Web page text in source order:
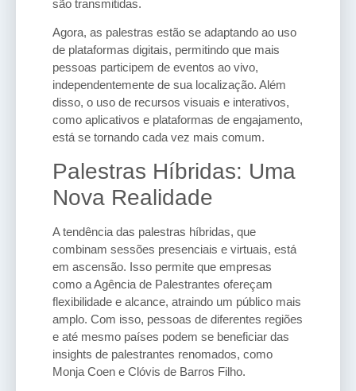
são transmitidas.
Agora, as palestras estão se adaptando ao uso
de plataformas digitais, permitindo que mais
pessoas participem de eventos ao vivo,
independentemente de sua localização. Além
disso, o uso de recursos visuais e interativos,
como aplicativos e plataformas de engajamento,
está se tornando cada vez mais comum.
Palestras Híbridas: Uma
Nova Realidade
A tendência das palestras híbridas, que
combinam sessões presenciais e virtuais, está
em ascensão. Isso permite que empresas
como a Agência de Palestrantes ofereçam
flexibilidade e alcance, atraindo um público mais
amplo. Com isso, pessoas de diferentes regiões
e até mesmo países podem se beneficiar das
insights de palestrantes renomados, como
Monja Coen e Clóvis de Barros Filho.